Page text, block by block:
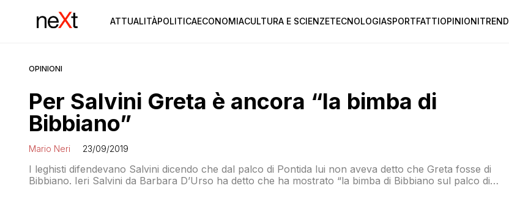
ATTUALITÀPOLITICAECONOMIACULTURA E SCIENZETECNOLOGIASPORTFATTIOPINIONITREND
OPINIONI
Per Salvini Greta è ancora “la bimba di
Bibbiano”
Mario Neri 23/09/2019
I leghisti difendevano Salvini dicendo che dal palco di Pontida lui non aveva detto che Greta fosse di
Bibbiano. Ieri Salvini da Barbara D’Urso ha detto che ha mostrato “la bimba di Bibbiano sul palco di